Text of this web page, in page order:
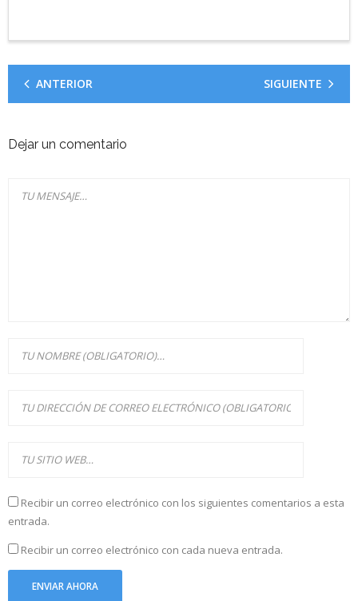
ANTERIOR SIGUIENTE
Dejar un comentario
Recibir un correo electrónico con los siguientes comentarios a esta
entrada.
Recibir un correo electrónico con cada nueva entrada.